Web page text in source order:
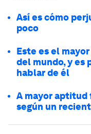
Así es cómo
poco
Este es el
del mundo, y es
hablar de él
A mayor aptitud
según un